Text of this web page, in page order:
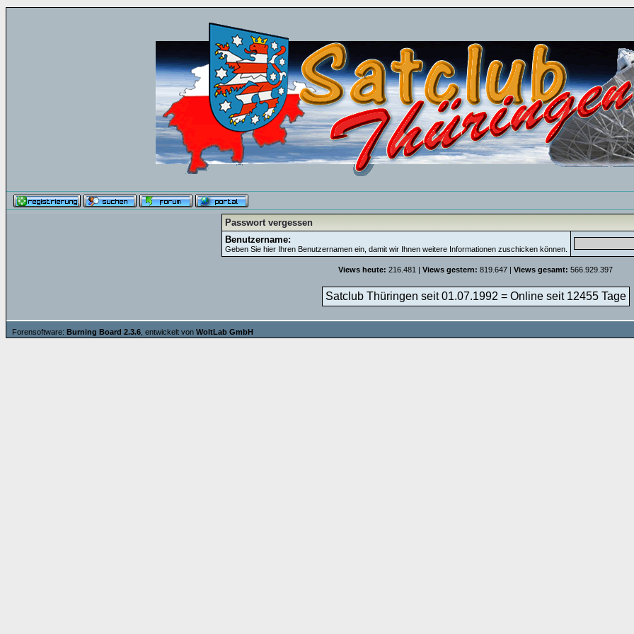
Passwort vergessen
Benutzername:
Geben Sie hier Ihren Benutzernamen ein, damit wir Ihnen weitere Informationen zuschicken können.
Views heute: 216.481 | Views gestern: 819.647 | Views gesamt: 566.929.397
Satclub Thüringen seit 01.07.1992 = Online seit 12455 Tage
Forensoftware: Burning Board 2.3.6 , entwickelt von WoltLab GmbH